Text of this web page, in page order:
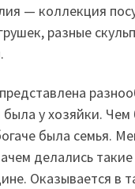
— коллекция
разные
была у хозяйки.
была семья.
делались
Оказывается в